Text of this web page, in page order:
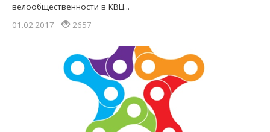
велообщественности в КВЦ...
01.02.2017
2657